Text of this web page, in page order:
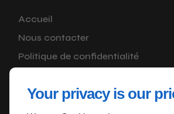
Your privacy is our
Accueil
Nous contacter
Politique de confidentialité